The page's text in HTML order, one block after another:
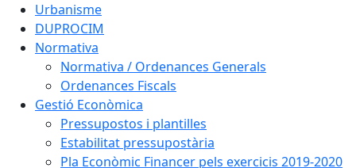
Urbanisme
DUPROCIM
Normativa
Normativa / Ordenances Generals
Ordenances Fiscals
Gestió Econòmica
Pressupostos i plantilles
Estabilitat pressupostària
Pla Econòmic Financer pels exercicis 2019-2020